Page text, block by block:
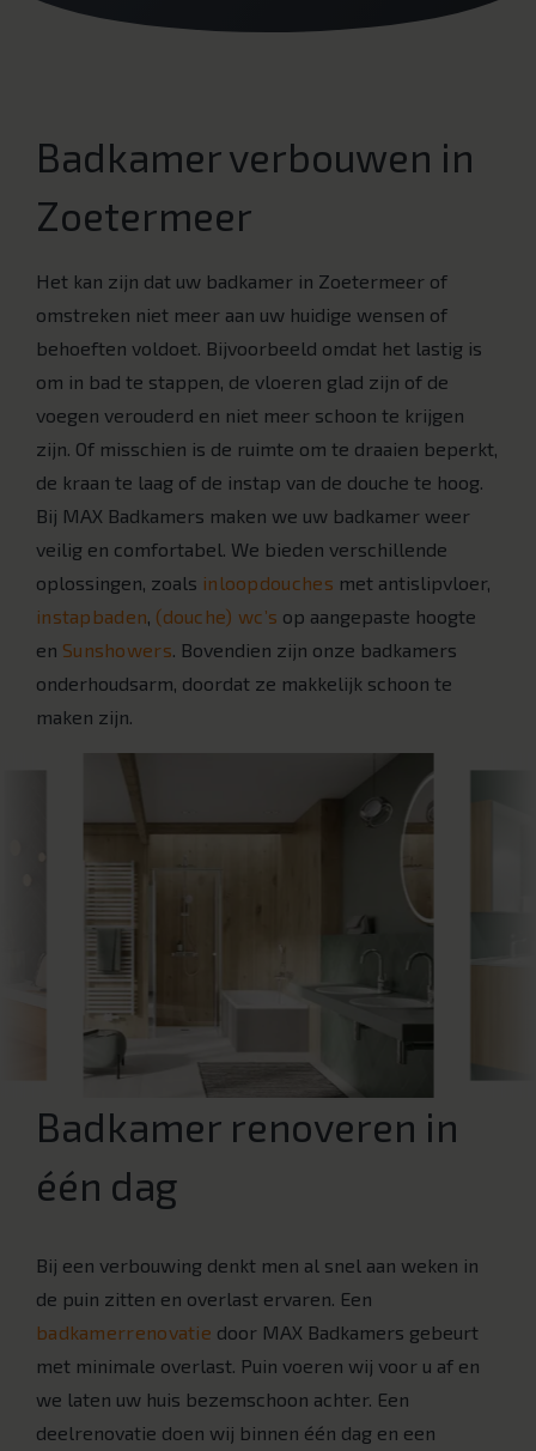
Badkamer verbouwen in
Zoetermeer
Het kan zijn dat uw badkamer in Zoetermeer of
omstreken niet meer aan uw huidige wensen of
behoeften voldoet. Bijvoorbeeld omdat het lastig is
om in bad te stappen, de vloeren glad zijn of de
voegen verouderd en niet meer schoon te krijgen
zijn. Of misschien is de ruimte om te draaien beperkt,
de kraan te laag of de instap van de douche te hoog.
Bij MAX Badkamers maken we uw badkamer weer
veilig en comfortabel. We bieden verschillende
oplossingen, zoals inloopdouches met antislipvloer,
instapbaden, (douche) wc’s op aangepaste hoogte
en Sunshowers. Bovendien zijn onze badkamers
onderhoudsarm, doordat ze makkelijk schoon te
maken zijn.
Badkamer renoveren in
één dag
Bij een verbouwing denkt men al snel aan weken in
de puin zitten en overlast ervaren. Een
badkamerrenovatie door MAX Badkamers gebeurt
met minimale overlast. Puin voeren wij voor u af en
we laten uw huis bezemschoon achter. Een
deelrenovatie doen wij binnen één dag en een